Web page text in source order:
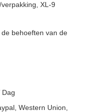
XL-9
behoeften van de
Dag
Western Union,